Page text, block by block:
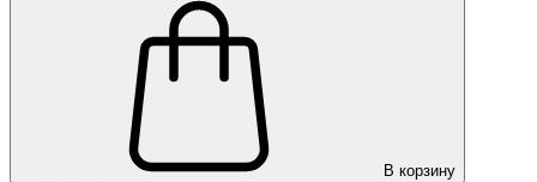
В корзину